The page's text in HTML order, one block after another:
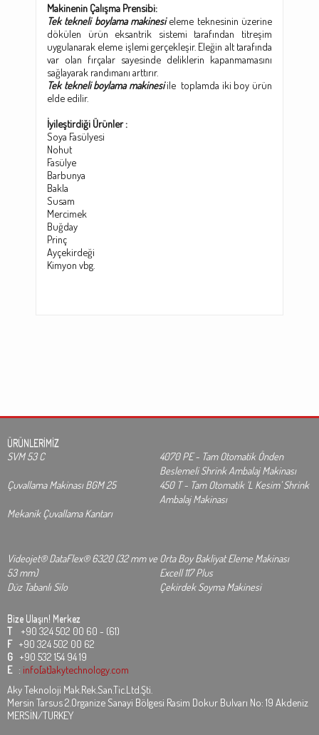
Makinenin Çalışma Prensibi:
Tek tekneli boylama makinesieleme teknesinin üzerine
dökülen ürün eksantrik sistemi tarafından titreşim
uygulanarak eleme işlemi gerçekleşir. Eleğin alt tarafında
var olan fırçalar sayesinde deliklerin kapanmamasını
sağlayarak randımanı arttırır.
Tek tekneli boylama makinesiile toplamda iki boy ürün
elde edilir.
İyileştirdiği Ürünler :
Soya Fasülyesi
Nohut
Fasülye
Barbunya
Bakla
Susam
Mercimek
Buğday
Prinç
Ayçekirdeği
Kimyon vbg.
ÜRÜNLERİMİZ
SVM 53 C
4070 PE - Tam Otomatik Önden
Beslemeli Shrink Ambalaj Makinası
Çuvallama Makinası BGM 25
450 T - Tam Otomatik ‘L Kesim’ Shrink
Ambalaj Makinası
Mekanik Çuvallama Kantarı
Videojet® DataFlex® 6320 (32 mm ve
53 mm)
Orta Boy Bakliyat Eleme Makinası
Excell 117 Plus
Düz Tabanlı Silo
Çekirdek Soyma Makinesi
Bize Ulaşın! Merkez
T +90 324 502 00 60 - (61)
F +90 324 502 00 62
G +90 532 154 94 19
E : info[at]akytechnology.com
Aky Teknoloji Mak.Rek.San.Tic.Ltd.Şti.
Mersin Tarsus 2.Organize Sanayi Bölgesi Rasim Dokur Bulvarı No: 19 Akdeniz
MERSİN/TURKEY